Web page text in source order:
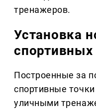
тренажеров.
Установка
Построенные за
спортивные
уличными